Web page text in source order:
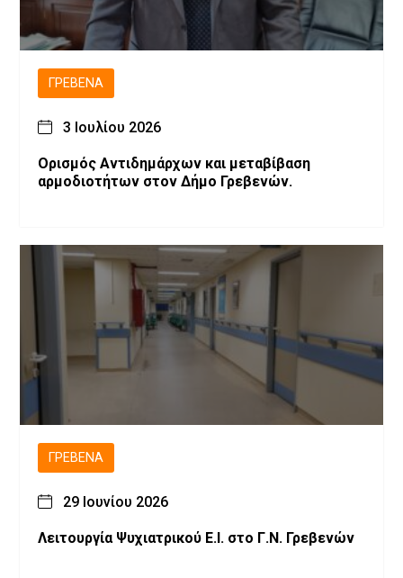
ΓΡΕΒΕΝΆ
3 Ιουλίου 2026
Ορισμός Αντιδημάρχων και μεταβίβαση
αρμοδιοτήτων στον Δήμο Γρεβενών.
ΓΡΕΒΕΝΆ
29 Ιουνίου 2026
Λειτουργία Ψυχιατρικού Ε.Ι. στο Γ.Ν. Γρεβενών